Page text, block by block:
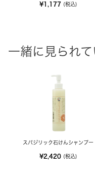
¥1,177 (税込)
一緒に見られ
スパジリック石けんシャンプー
¥2,420 (税込)